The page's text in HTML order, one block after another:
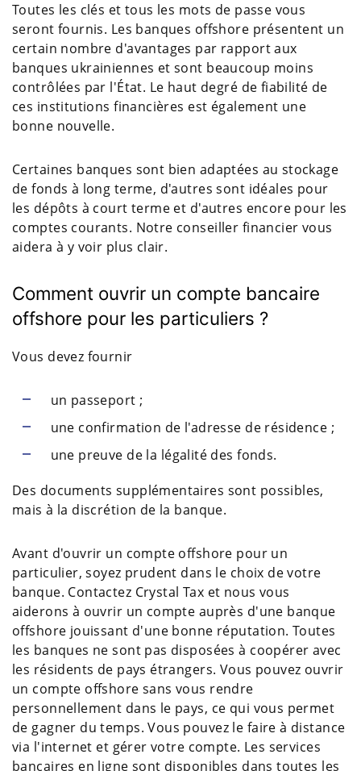
Toutes les clés et tous les mots de passe vous
seront fournis. Les banques offshore présentent un
certain nombre d'avantages par rapport aux
banques ukrainiennes et sont beaucoup moins
contrôlées par l'État. Le haut degré de fiabilité de
ces institutions financières est également une
bonne nouvelle.
Certaines banques sont bien adaptées au stockage
de fonds à long terme, d'autres sont idéales pour
les dépôts à court terme et d'autres encore pour les
comptes courants. Notre conseiller financier vous
aidera à y voir plus clair.
Comment ouvrir un compte bancaire
offshore pour les particuliers ?
Vous devez fournir
un passeport ;
une confirmation de l'adresse de résidence ;
une preuve de la légalité des fonds.
Des documents supplémentaires sont possibles,
mais à la discrétion de la banque.
Avant d'ouvrir un compte offshore pour un
particulier, soyez prudent dans le choix de votre
banque. Contactez Crystal Tax et nous vous
aiderons à ouvrir un compte auprès d'une banque
offshore jouissant d'une bonne réputation. Toutes
les banques ne sont pas disposées à coopérer avec
les résidents de pays étrangers. Vous pouvez ouvrir
un compte offshore sans vous rendre
personnellement dans le pays, ce qui vous permet
de gagner du temps. Vous pouvez le faire à distance
via l'internet et gérer votre compte. Les services
bancaires en ligne sont disponibles dans toutes les